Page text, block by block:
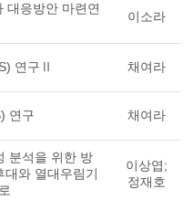
대응방안 마련연
이소라
연구Ⅱ 채여라
연구 채여라
분석을 위한 방
대와 열대우림기
이상엽;
정재호